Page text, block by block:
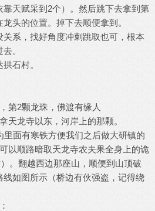
靠天赋采到2个）。然后跳下去拿到第
头的位置。掉下去顺便拿到。
系，找好角度冲刺跳取也可，根本
。
石村。
第2颗龙珠，佛渡有缘人
天龙寺以东，河岸上的那颗。
里面有寒铁方便我们之后做大研镇的
以顺路暗取天龙寺农夫果全身上的诡
。翻越西边那座山，顺便到山顶破
线如图所示（桥边有伙强盗，记得绕